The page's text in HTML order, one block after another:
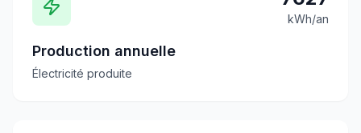
kWh/an
Production annuelle
Électricité produite